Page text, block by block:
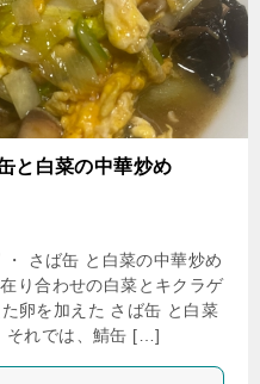
と白菜の中華炒め
さば缶 と白菜の中華炒め
り合わせの白菜とキクラゲ
卵を加えた さば缶 と白菜
それでは、鯖缶 […]